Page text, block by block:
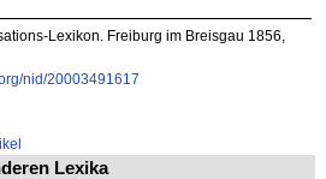
Lexikon. Freiburg im Breisgau 1856,
nid/20003491617
Lexika